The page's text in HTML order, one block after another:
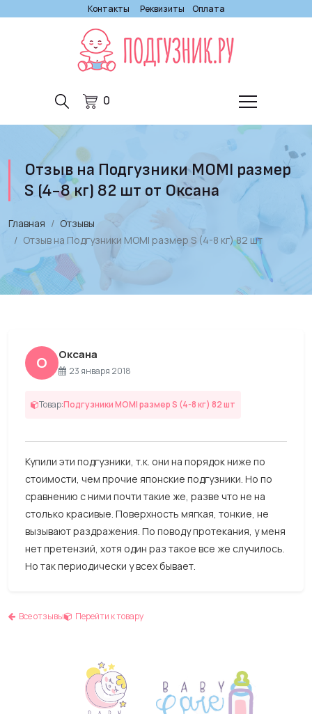
Контакты Реквизиты Оплата
0
Отзыв на Подгузники MOMI размер
S (4-8 кг) 82 шт от Оксана
Главная
Отзывы
Отзыв на Подгузники MOMI размер S (4-8 кг) 82 шт
О Оксана
23 января 2018
Товар:Подгузники MOMI размер S (4-8 кг) 82 шт
Купили эти подгузники, т.к. они на порядок ниже по
стоимости, чем прочие японские подгузники. Но по
сравнению с ними почти такие же, разве что не на
столько красивые. Поверхность мягкая, тонкие, не
вызывают раздражения. По поводу протекания, у меня
нет претензий, хотя один раз такое все же случилось.
Но так периодически у всех бывает.
Все отзывы Перейти к товару